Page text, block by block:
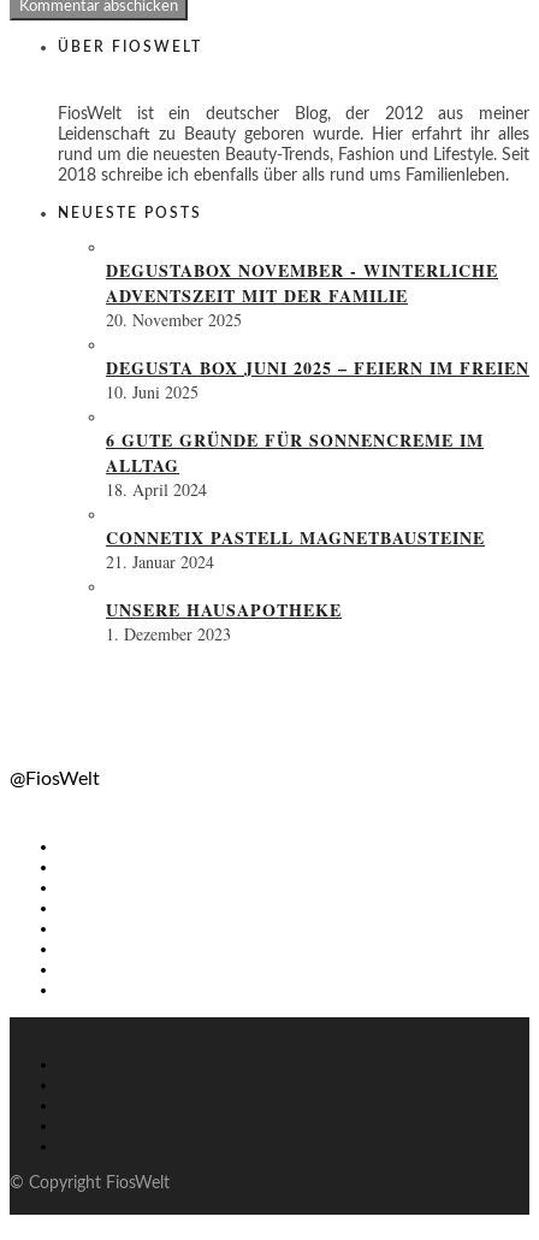
ÜBER FIOSWELT
FiosWelt ist ein deutscher Blog, der 2012 aus meiner
Leidenschaft zu Beauty geboren wurde. Hier erfahrt ihr alles
rund um die neuesten Beauty-Trends, Fashion und Lifestyle. Seit
2018 schreibe ich ebenfalls über alls rund ums Familienleben.
NEUESTE POSTS
DEGUSTABOX NOVEMBER - WINTERLICHE
ADVENTSZEIT MIT DER FAMILIE
20. November 2025
DEGUSTA BOX JUNI 2025 – FEIERN IM FREIEN
10. Juni 2025
6 GUTE GRÜNDE FÜR SONNENCREME IM
ALLTAG
18. April 2024
CONNETIX PASTELL MAGNETBAUSTEINE
21. Januar 2024
UNSERE HAUSAPOTHEKE
1. Dezember 2023
@FiosWelt
© Copyright FiosWelt